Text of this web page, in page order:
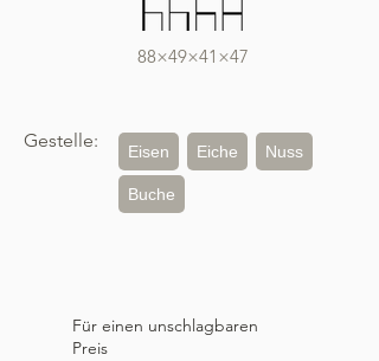
88×49×41×47
Gestelle: Eisen Eiche Nuss
Buche
Für einen unschlagbaren
Preis